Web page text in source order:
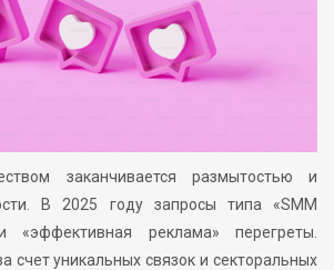
заканчивается размытостью и
В 2025 году запросы типа «SMM
«эффективная реклама» перегреты.
счет уникальных связок и секторальных